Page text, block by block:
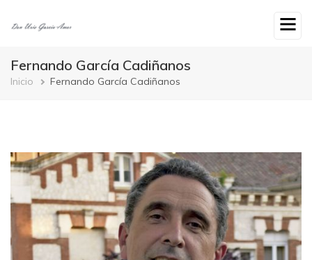
Fernando García Cadiñanos
Breadcrumb
Inicio Fernando García Cadiñanos